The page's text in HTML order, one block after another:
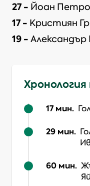
27 - Йоан
17 - Кристиян
19 -
17 мин.
29 мин.
60 мин.